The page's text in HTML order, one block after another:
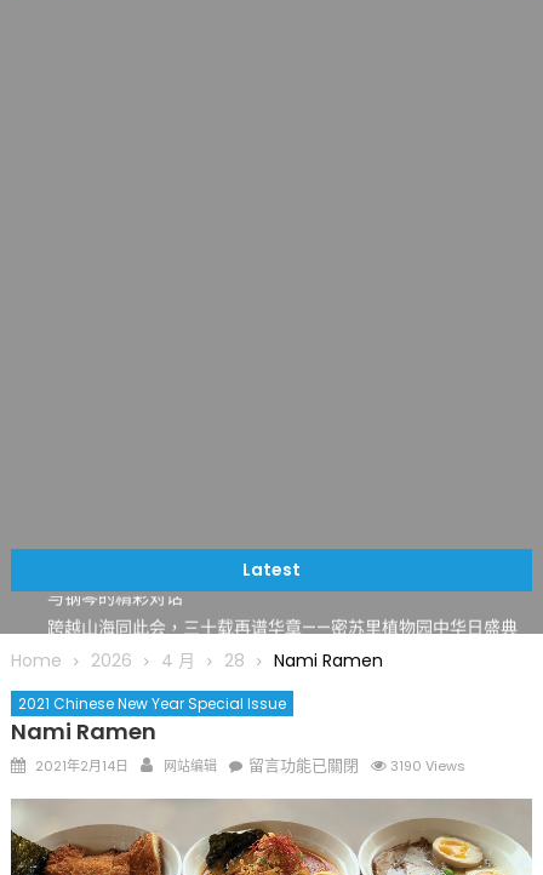
Latest
筝声与琴韵交汇：刘励(Li Statler)与钢琴家Darek演绎一场古筝
与钢琴的精彩对话
跨越山海同此会，三十载再谱华章——密苏里植物园中华日盛典
圆满举行
趣 + 水上竞速魅力
三十二载跨越时空的相逢
执掌密苏里植物园近四十年 致力推动全球植物多样性研究与中美
合作 Peter Raven 博士逝世 享年89岁
一晃三十年，初夏又相逢。中华日，等你来赴约 —— 密苏里植物
园“中华日三十周年特别报道（五）
Home 2026 4 月 28 Nami Ramen
2021 Chinese New Year Special Issue
Nami Ramen
Posted
2021年2月14日 Author
网站编辑
在
Ramen〉
中
留言功能已關閉 3190 Views